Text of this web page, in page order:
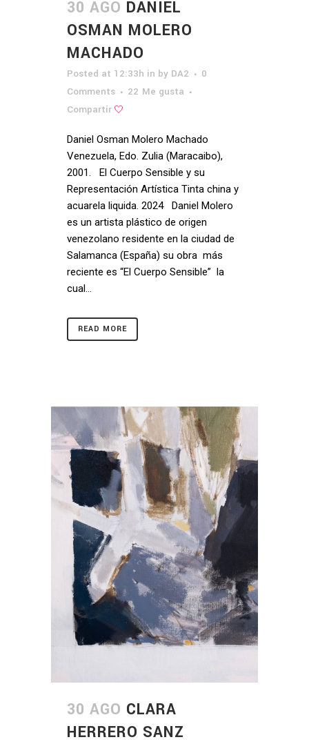
30 AGO DANIEL
OSMAN MOLERO
MACHADO
Posted at 12:33h in by DA2
0
Comments
22 Me gusta
Compartir
Daniel Osman Molero Machado
Venezuela, Edo. Zulia (Maracaibo),
2001. El Cuerpo Sensible y su
Representación Artística Tinta china y
acuarela liquida. 2024 Daniel Molero
es un artista plástico de origen
venezolano residente en la ciudad de
Salamanca (España) su obra más
reciente es “El Cuerpo Sensible” la
cual...
READ MORE
30 AGO CLARA
HERRERO SANZ